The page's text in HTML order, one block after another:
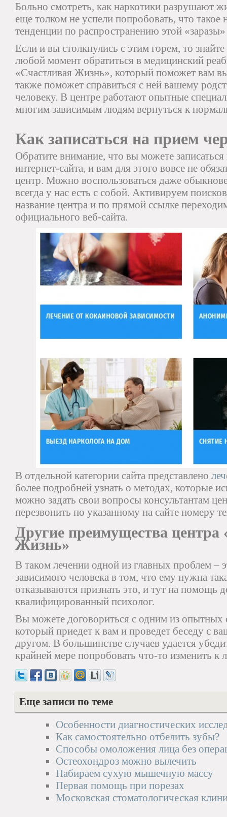
Больно смотреть, как наркотики разрушают
еще толком не успели попробовать, что
тенденции по распространению этой
Если и вы столкнулись с этим горем, то
любой момент обратиться в медицинский
«Счастливая Жизнь», который поможет вам
также поможет справиться с ней вашему
человеку. В центре работают опытные
многим зависимым людям вернуться к
Как записаться на прием
Обратите внимание, что вы можете
интернет-сайта, и вам для этого вовсе не
центр. Можно воспользоваться даже
всегда у нас есть с собой. Активируем
название центра и по прямой ссылке
официального веб-сайта.
В отдельной категории сайта представлено
более подробней узнать о методах, которые
можно задать свои вопросы консультантам
перезвонить по указанному на сайте номеру
Другие преимущества центра
Жизнь»
В таком лечении одной из главных проблем –
зависимого человека в том, что ему нужна
отказываются признать это, и тут на помощь
квалифицированный психолог.
Вы можете договориться с одним из опытных
который приедет к вам и проведет беседу с
другом. В большинстве случаев удается
крайней мере попробовать что-то изменить к
Еще записи по теме
Особенности диагностических
Как самостоятельно отбелить зубы?
Способы омоложения лица без
Остеохондроз можно вылечить
Набираем сухую мышечную массу
Первая помощь при порезах
Московская стоматологическая